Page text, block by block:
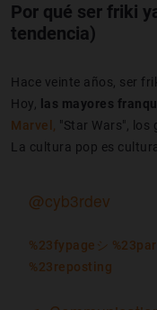
Por qué ser friki
tendencia)
Hace veinte años, ser
Hoy,
las mayores
Marvel, "Star Wars", los
La cultura pop es
@cyb3rdev
%23fypageシ
%23reposting